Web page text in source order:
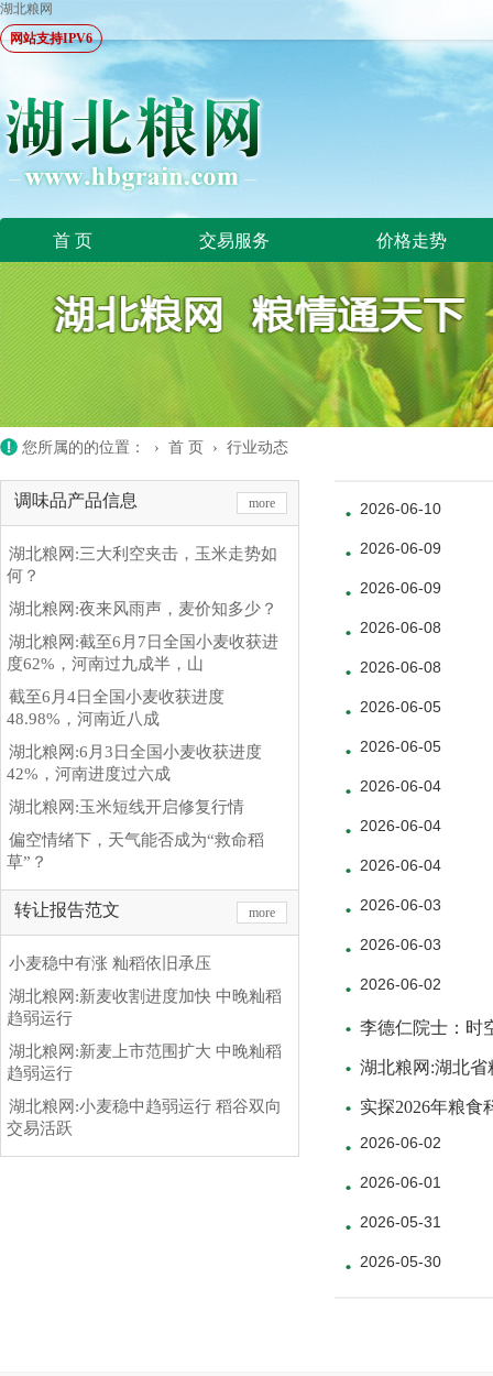
湖北粮网
网站支持IPV6
首 页 交易服务 价格走势
您所属的的位置： › 首 页 › 行业动态
调味品产品信息 more
湖北粮网:三大利空夹击，玉米走势如
何？
湖北粮网:夜来风雨声，麦价知多少？
湖北粮网:截至6月7日全国小麦收获进
度62%，河南过九成半，山
截至6月4日全国小麦收获进度
48.98%，河南近八成
湖北粮网:6月3日全国小麦收获进度
42%，河南进度过六成
湖北粮网:玉米短线开启修复行情
偏空情绪下，天气能否成为“救命稻
草”？
转让报告范文 more
小麦稳中有涨 籼稻依旧承压
湖北粮网:新麦收割进度加快 中晚籼稻
趋弱运行
湖北粮网:新麦上市范围扩大 中晚籼稻
趋弱运行
湖北粮网:小麦稳中趋弱运行 稻谷双向
交易活跃
2026-06-10
2026-06-09
2026-06-09
2026-06-08
2026-06-08
2026-06-05
2026-06-05
2026-06-04
2026-06-04
2026-06-04
2026-06-03
2026-06-03
2026-06-02
李德仁院士：时
湖北粮网:湖北省
实探2026年粮食
2026-06-02
2026-06-01
2026-05-31
2026-05-30